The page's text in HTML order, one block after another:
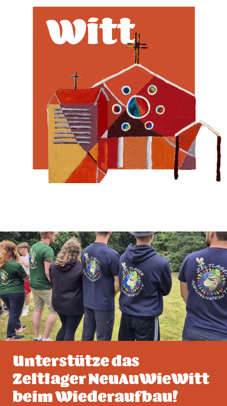
Unterstütze das
Zeltlager NeuAuWieWitt
beim Wiederaufbau!